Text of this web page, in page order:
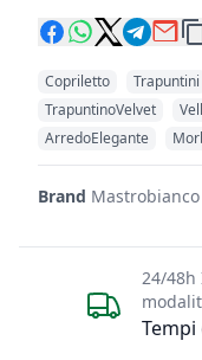
Copriletto Trapuntini
TrapuntinoVelvet
ArredoElegante
Brand Mastrobianco
Tempi
24/